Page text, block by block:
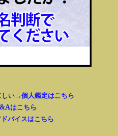
しい→個人鑑定はこちら
はこちら
バイスはこちら